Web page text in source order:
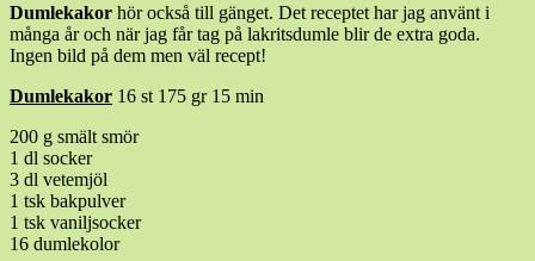
Dumlekakor hör också till gänget. Det receptet har jag använt i
många år och när jag får tag på lakritsdumle blir de extra goda.
Ingen bild på dem men väl recept!
Dumlekakor 16 st 175 gr 15 min
200 g smält smör
1 dl socker
3 dl vetemjöl
1 tsk bakpulver
1 tsk vaniljsocker
16 dumlekolor